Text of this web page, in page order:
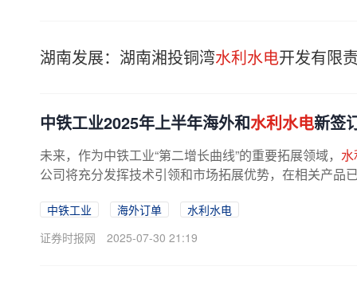
湖南发展：湖南湘投铜湾水利水电开发有限
中铁工业2025年上半年海外和水利水电新签
未来，作为中铁工业“第二增长曲线”的重要拓展领域， 水
公司将充分发挥技术引领和市场拓展优势，在相关产品
中铁工业 海外订单
水利水电
证券时报网
2025-07-30 21:19